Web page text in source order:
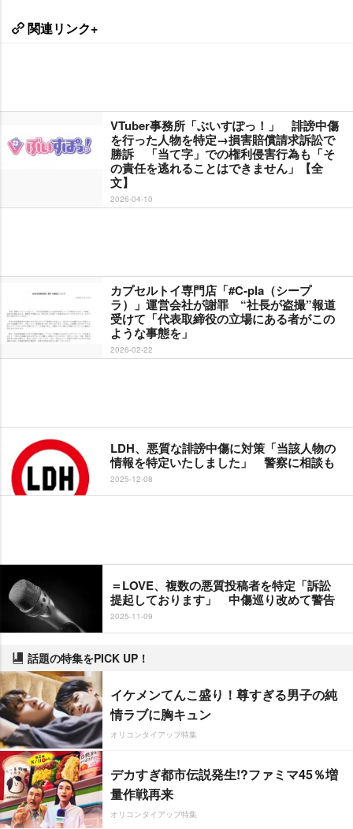
関連リンク+
VTuber事務所「ぶいすぽっ！」 誹謗中傷
を行った人物を特定→損害賠償請求訴訟で
勝訴 「当て字」での権利侵害行為も「そ
の責任を逃れることはできません」【全
文】
2026-04-10
カプセルトイ専門店「#C-pla（シープ
ラ）」運営会社が謝罪 “社長が盗撮”報道
受けて「代表取締役の立場にある者がこの
ような事態を」
2026-02-22
LDH、悪質な誹謗中傷に対策「当該人物の
情報を特定いたしました」 警察に相談も
2025-12-08
＝LOVE、複数の悪質投稿者を特定「訴訟
提起しております」 中傷巡り改めて警告
2025-11-09
話題の特集をPICK UP！
イケメンてんこ盛り！尊すぎる男子の純
情ラブに胸キュン
オリコンタイアップ特集
デカすぎ都市伝説発生!?ファミマ45％増
量作戦再来
オリコンタイアップ特集